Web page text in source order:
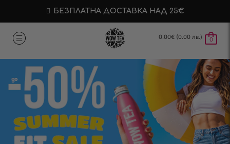
БЕЗПЛАТНА ДОСТАВКА НАД 25€
0.00€ (0.00 лв.) 0